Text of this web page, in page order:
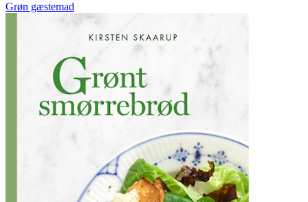
Grøn gæstemad